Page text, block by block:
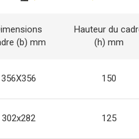
(b) mm
Hauteur du
(h) mm
356X356 150
302x282 125